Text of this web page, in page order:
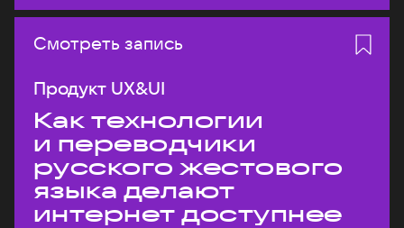
Смотреть запись
Продукт UX&UI
Как технологии
и переводчики
русского жестового
языка делают
интернет доступнее